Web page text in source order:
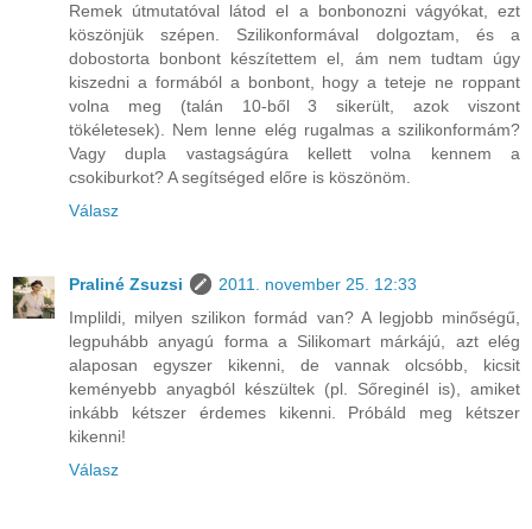
Remek útmutatóval látod el a bonbonozni vágyókat, ezt
köszönjük szépen. Szilikonformával dolgoztam, és a
dobostorta bonbont készítettem el, ám nem tudtam úgy
kiszedni a formából a bonbont, hogy a teteje ne roppant
volna meg (talán 10-ből 3 sikerült, azok viszont
tökéletesek). Nem lenne elég rugalmas a szilikonformám?
Vagy dupla vastagságúra kellett volna kennem a
csokiburkot? A segítséged előre is köszönöm.
Válasz
Praliné Zsuzsi
2011. november 25. 12:33
Implildi, milyen szilikon formád van? A legjobb minőségű,
legpuhább anyagú forma a Silikomart márkájú, azt elég
alaposan egyszer kikenni, de vannak olcsóbb, kicsit
keményebb anyagból készültek (pl. Sőreginél is), amiket
inkább kétszer érdemes kikenni. Próbáld meg kétszer
kikenni!
Válasz